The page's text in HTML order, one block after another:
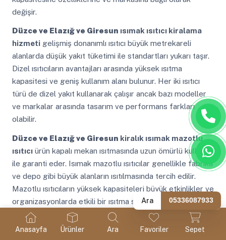
Anasayfa Ürünler Ara Favoriler Sepet
değişir.
Düzce ve Elazığ ve Giresun ısımak ısıtıcı kiralama
hizmetigelişmiş donanımlı ısıtıcı büyük metrekareli
alanlarda düşük yakıt tüketimi ile standartları yukarı taşır.
Dizel ısıtıcıların avantajları arasında yüksek ısıtma
kapasitesi ve geniş kullanım alanı bulunur. Her iki ısıtıcı
türü de dizel yakıt kullanarak çalışır ancak bazı modeller
ve markalar arasında tasarım ve performans farkları
olabilir.
Düzce ve Elazığ ve Giresun kiralık ısımak mazotlu
ısıtıcıürün kapalı mekan ısıtmasında uzun ömürlü kullanım
ile garanti eder. Isımak mazotlu ısıtıcılar genellikle fabrika
ve depo gibi büyük alanların ısıtılmasında tercih edilir.
Mazotlu ısıtıcıların yüksek kapasiteleri büyük etkinlikler ve
organizasyonlarda etkili bir ısıtma sağlar.
Düzce ve Elazığ ve Giresunkiralık elektrikli ısımak
sizi yarı yolda bırakmayan ekipmanlar bizde. Isımak
Ara 05336087933